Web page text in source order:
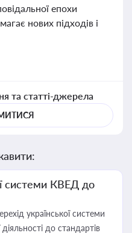
епохи
нових підходів і
та статті-джерела
системи КВЕД до
української системи
діяльності до стандартів